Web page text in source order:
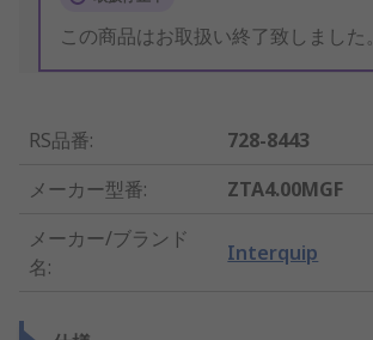
この商品はお取扱い終了致しました。
RS品番:
728-8443
メーカー型番:
ZTA4.00MGF
メーカー/ブランド
名:
Interquip